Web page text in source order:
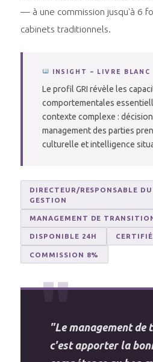
— à une commission jusqu'à 6
cabinets traditionnels.
INSIGHT – LIVRE BLANC
Le profil GRI révèle les
comportementales
contexte complexe :
management des parties
culturelle et intelligence
DIRECTEUR/RESPONSABLE
GESTION
MANAGEMENT DE
DISPONIBLE 24H
COMMISSION 8%
"Le management de
c'est apporter la